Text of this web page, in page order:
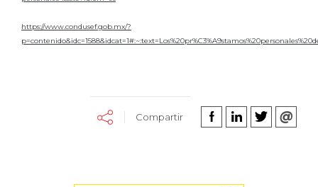
https://www.condusef.gob.mx/?
Compartir